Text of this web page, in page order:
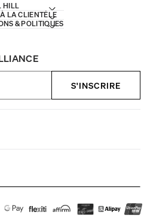
HILL
LA CLIENTÈLE
& POLITIQUES
S'INSCRIRE